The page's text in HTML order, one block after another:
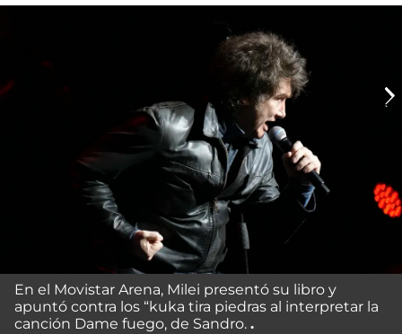
En el Movistar Arena, Milei presentó su libro y
apuntó contra los “kuka tira piedras al interpretar la
canción Dame fuego, de Sandro.